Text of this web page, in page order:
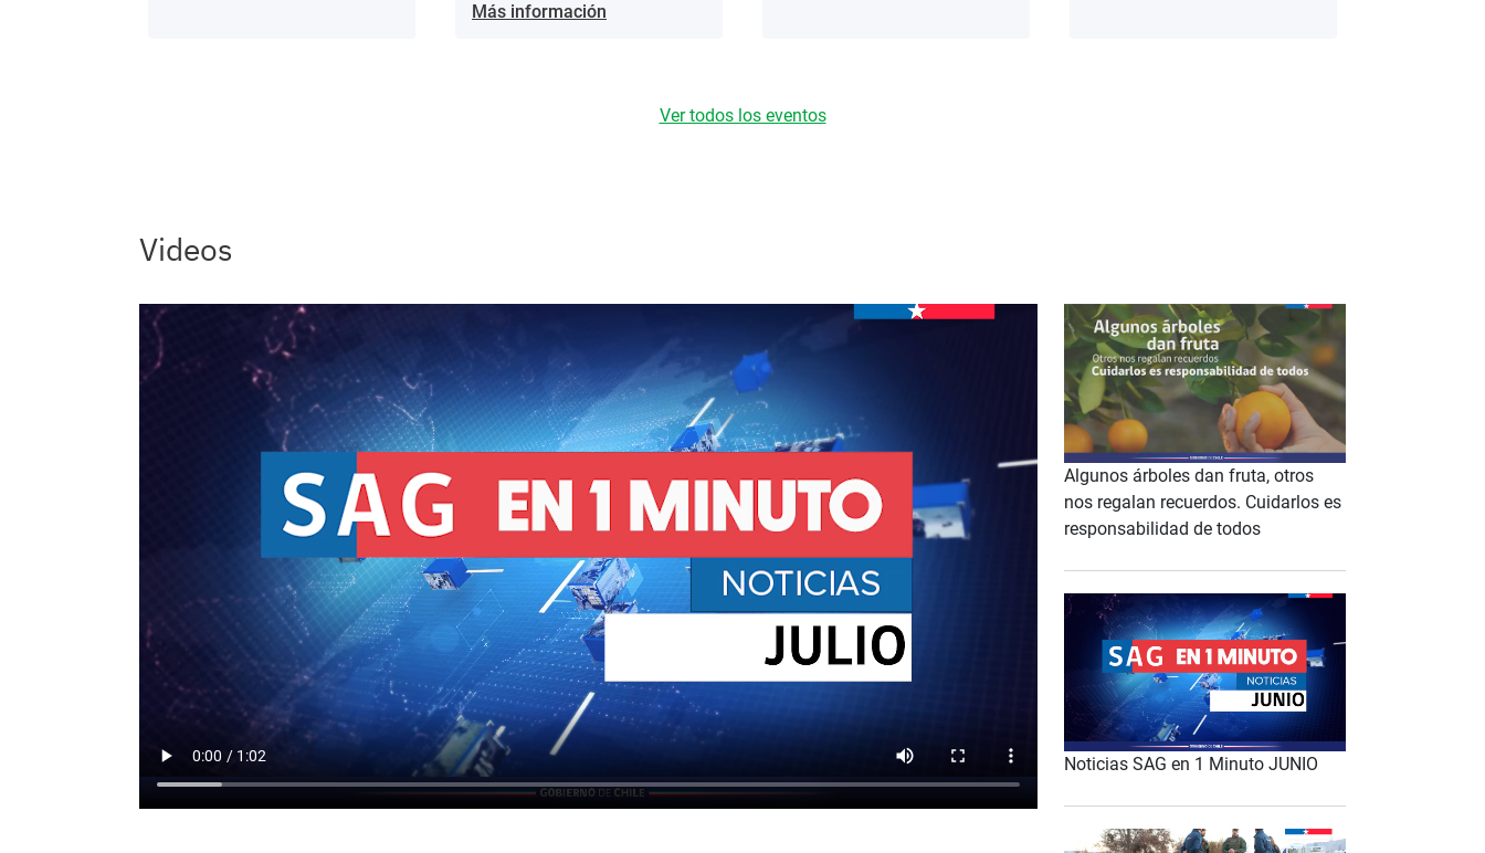
Más información
Ver todos los eventos
Videos
Video file
Algunos árboles dan fruta, otros
nos regalan recuerdos. Cuidarlos es
responsabilidad de todos
Noticias SAG en 1 Minuto JUNIO